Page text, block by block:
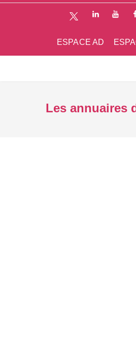
ESPACE AD
Les annuaires